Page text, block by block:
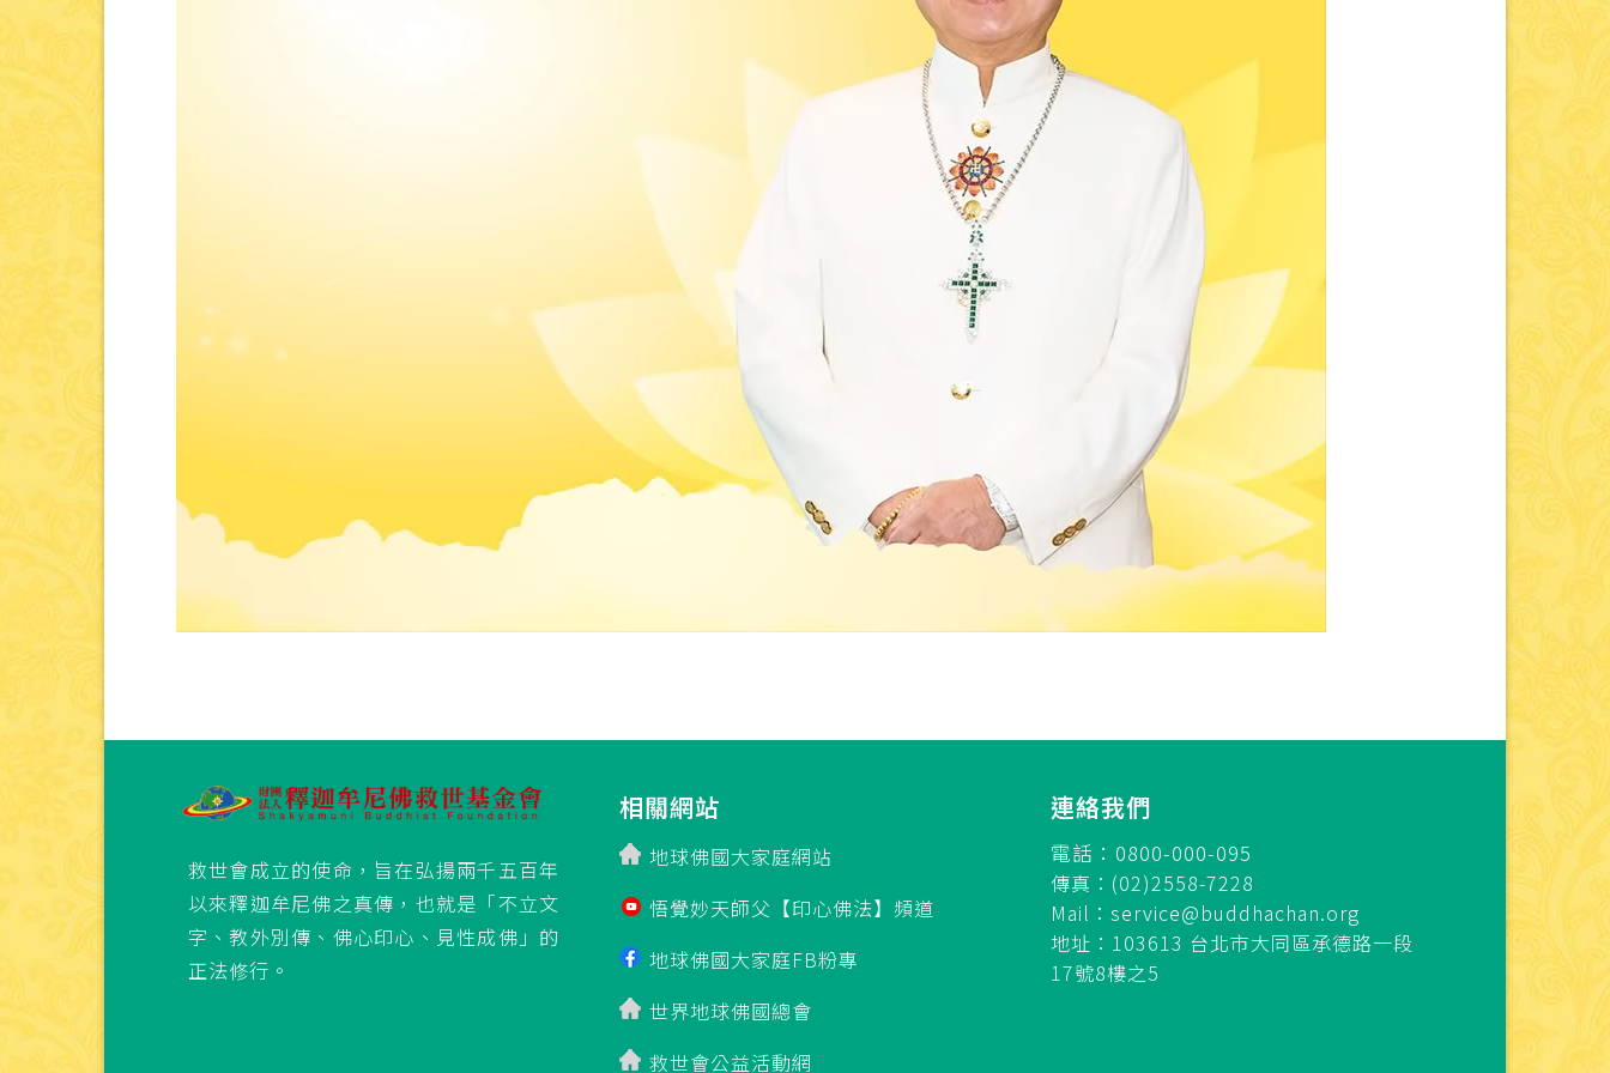
救世會成立的使命，旨在弘揚兩千五百年
以來釋迦牟尼佛之真傳，也就是「不立文
字、教外別傳、佛心印心、見性成佛」的
正法修行。
相關網站
地球佛國大家庭網站
悟覺妙天師父【印心佛法】頻道
地球佛國大家庭FB粉專
世界地球佛國總會
救世會公益活動網
連絡我們
電話：0800-000-095
傳真：(02)2558-7228
Mail： service@buddhachan.org
地址：103613 台北市大同區承德路一段
17號8樓之5